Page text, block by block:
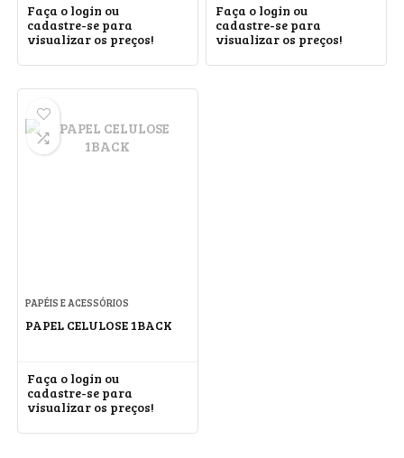
Faça o login ou
cadastre-se para
visualizar os preços!
Faça o login ou
cadastre-se para
visualizar os preços!
PAPÉIS E ACESSÓRIOS
PAPEL CELULOSE 1BACK
Faça o login ou
cadastre-se para
visualizar os preços!